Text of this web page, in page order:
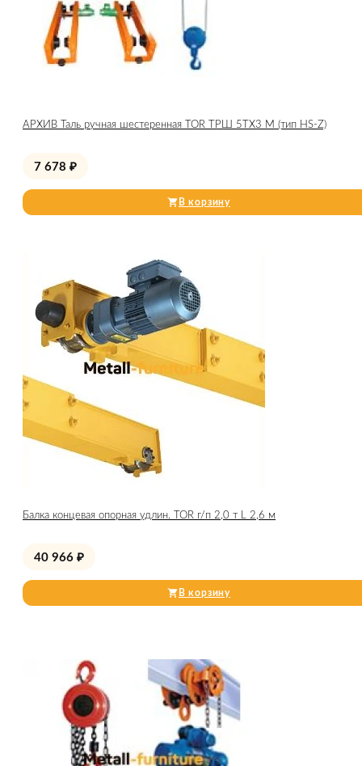
АРХИВ Таль ручная шестеренная TOR ТРШ 5ТХ3 М (тип HS-Z)
7 678 ₽
В корзину
Балка концевая опорная удлин. TOR г/п 2,0 т L 2,6 м
40 966 ₽
В корзину